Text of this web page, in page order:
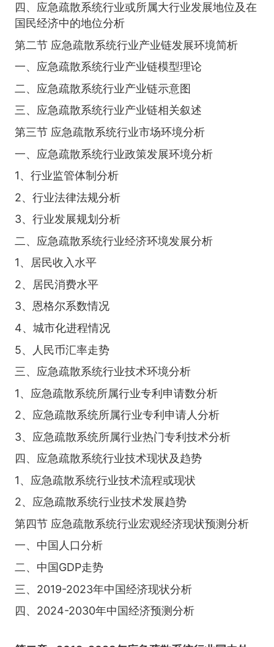
四、应急疏散系统行业或所属大行业发展地位及在
国民经济中的地位分析
第二节 应急疏散系统行业产业链发展环境简析
一、应急疏散系统行业产业链模型理论
二、应急疏散系统行业产业链示意图
三、应急疏散系统行业产业链相关叙述
第三节 应急疏散系统行业市场环境分析
一、应急疏散系统行业政策发展环境分析
1、行业监管体制分析
2、行业法律法规分析
3、行业发展规划分析
二、应急疏散系统行业经济环境发展分析
1、居民收入水平
2、居民消费水平
3、恩格尔系数情况
4、城市化进程情况
5、人民币汇率走势
三、应急疏散系统行业技术环境分析
1、应急疏散系统所属行业专利申请数分析
2、应急疏散系统所属行业专利申请人分析
3、应急疏散系统所属行业热门专利技术分析
四、应急疏散系统行业技术现状及趋势
1、应急疏散系统行业技术流程或现状
2、应急疏散系统行业技术发展趋势
第四节 应急疏散系统行业宏观经济现状预测分析
一、中国人口分析
二、中国GDP走势
三、2019-2023年中国经济现状分析
四、2024-2030年中国经济预测分析